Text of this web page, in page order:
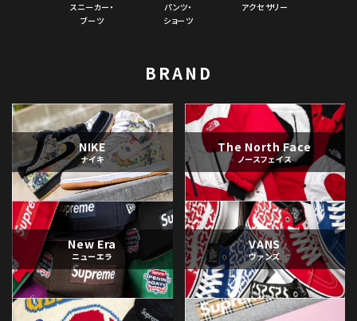
スニーカー・
ブーツ
パンツ・
ショーツ
アクセサリー
BRAND
NIKE
ナイキ
The North Face
ノースフェイス
New Era
ニューエラ
VANS
ヴァンズ